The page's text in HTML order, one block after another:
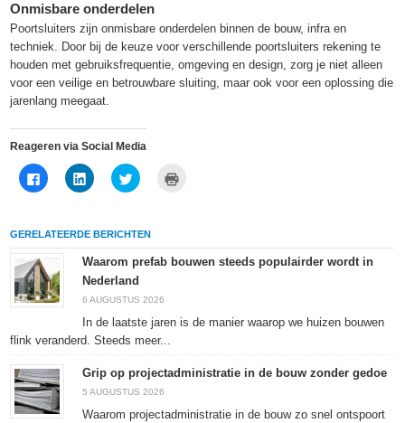
Onmisbare onderdelen
Poortsluiters zijn onmisbare onderdelen binnen de bouw, infra en
techniek. Door bij de keuze voor verschillende poortsluiters rekening te
houden met gebruiksfrequentie, omgeving en design, zorg je niet alleen
voor een veilige en betrouwbare sluiting, maar ook voor een oplossing die
jarenlang meegaat.
Reageren via Social Media
Klik
om
Facebook
(Wordt
een
nieuw
venster
geopend)
Klik
om
delen
(Wordt
een
nieuw
venster
geopend)
Klik
om
Twitter
(Wordt
een
nieuw
venster
geopend)
nieuw
GERELATEERDE BERICHTEN
Waarom prefab bouwen steeds populairder wordt in
Nederland
6 AUGUSTUS 2026
In de laatste jaren is de manier waarop we huizen bouwen
flink veranderd. Steeds meer...
Grip op projectadministratie in de bouw zonder gedoe
5 AUGUSTUS 2026
Waarom projectadministratie in de bouw zo snel ontspoort